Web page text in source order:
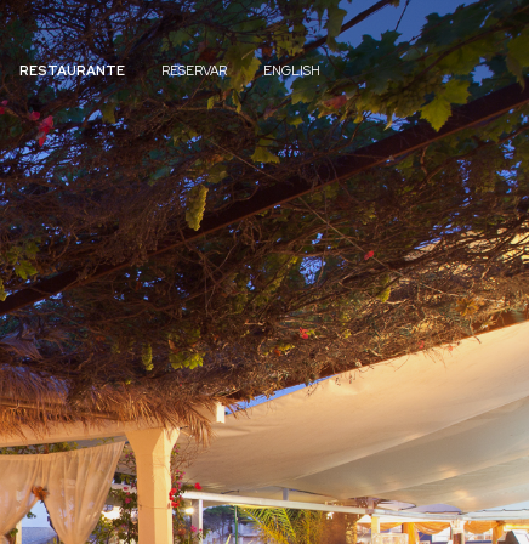
RESTAURANTE RESERVAR ENGLISH